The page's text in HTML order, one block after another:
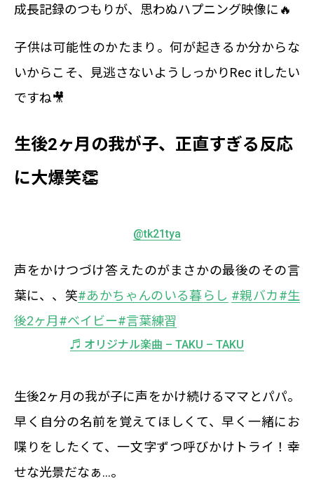
成長記録のつもりが、思わぬハプニング映像に🔥
子供は可能性のかたまり。何が起きるか分からな
いからこそ、見逃さないようしっかりRec itしたい
ですね🎥
生後2ヶ月の我が子、正直すぎる反応
に大爆笑👏
@tk21tya
声をかけつづけ答えたのがまさかの最後のその言
葉に、、笑#あかちゃんのいる暮らし #親バカ#生
後2ヶ月 #ベイビー#言葉練習
♬ オリジナル楽曲 – TAKU – TAKU
生後2ヶ月の我が子に声をかけ続けるママとパパ。
早く自分の名前を覚えてほしくて、早く一緒にお
喋りをしたくて、一文字ずつ呼びかけトライ！幸
せな光景だなぁ…。